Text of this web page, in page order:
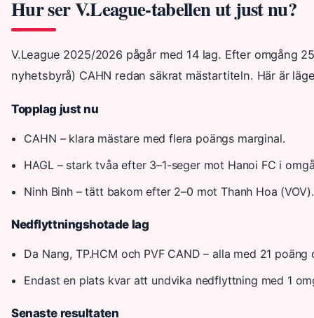
Hur ser V.League-tabellen ut just nu?
V.League 2025/2026 pågår med 14 lag. Efter omgång
nyhetsbyrå) CAHN redan säkrat mästartiteln. Här är
Topplag just nu
CAHN – klara mästare med flera poängs marginal.
HAGL – stark tvåa efter 3–1-seger mot Hanoi FC i
Ninh Binh – tätt bakom efter 2–0 mot Thanh Hoa (VOV).
Nedflyttningshotade lag
Da Nang, TP.HCM och PVF CAND – alla med 21 poäng
Endast en plats kvar att undvika nedflyttning med 1
Senaste resultaten